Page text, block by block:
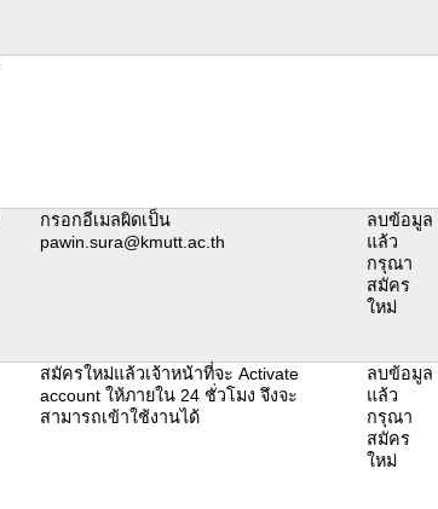
กรอกอีเมลผิดเป็น
pawin.sura@kmutt.ac.th
ลบข้อมูล
แล้ว
กรุณา
สมัคร
ใหม่
สมัครใหม่แล้วเจ้าหน้าที่จะ Activate
account ให้ภายใน 24 ชั่วโมง จึงจะ
สามารถเข้าใช้งานได้
ลบข้อมูล
แล้ว
กรุณา
สมัคร
ใหม่